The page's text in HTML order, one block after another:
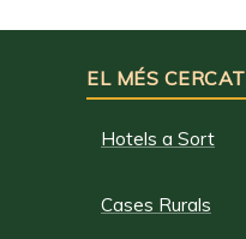
EL MÉS CERCAT
Hotels a Sort
Cases Rurals